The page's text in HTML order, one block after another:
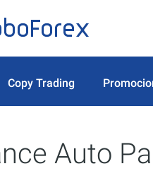
Copy Trading
Auto